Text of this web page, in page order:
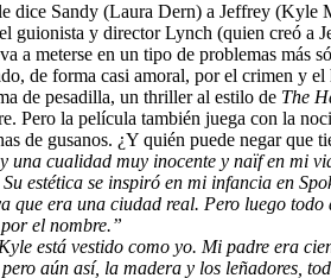
dice Sandy (Laura Dern) a Jeffrey
guionista y director Lynch (quien creó
a meterse en un tipo de problemas más
de forma casi amoral, por el crimen y
de pesadilla, un thriller al estilo de The
Pero la película también juega con la
de gusanos. ¿Y quién puede negar que
una cualidad muy inocente y naïf en mi
estética se inspiró en mi infancia en
que era una ciudad real. Pero luego
el nombre.”
está vestido como yo. Mi padre era
aún así, la madera y los leñadores,